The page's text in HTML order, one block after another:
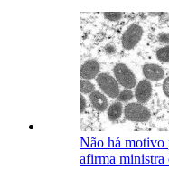
Não há motivo
afirma ministra